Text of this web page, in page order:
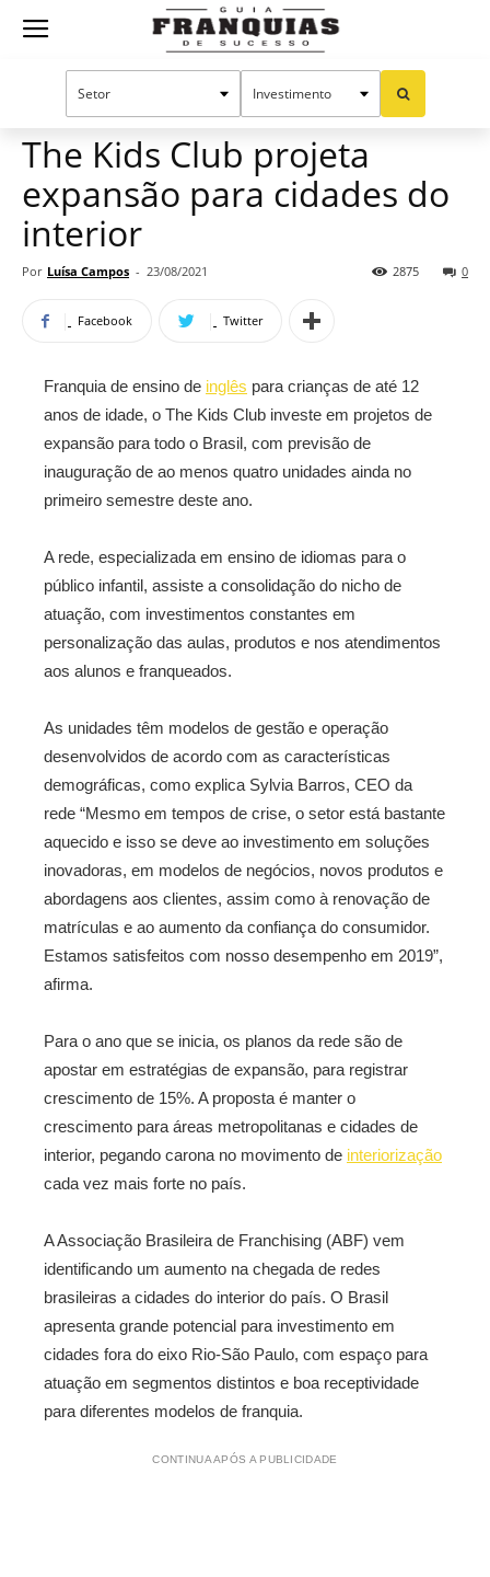
Guia
Mercado de franquias
The Kids Club projeta
expansão para cidades do
interior
Por Luísa Campos - 23/08/2021 0
2875
Facebook Twitter
Franquia de ensino de inglês para crianças de até 12
anos de idade, o The Kids Club investe em projetos de
expansão para todo o Brasil, com previsão de
inauguração de ao menos quatro unidades ainda no
primeiro semestre deste ano.
A rede, especializada em ensino de idiomas para o
público infantil, assiste a consolidação do nicho de
atuação, com investimentos constantes em
personalização das aulas, produtos e nos atendimentos
aos alunos e franqueados.
As unidades têm modelos de gestão e operação
desenvolvidos de acordo com as características
demográficas, como explica Sylvia Barros, CEO da
rede “Mesmo em tempos de crise, o setor está bastante
aquecido e isso se deve ao investimento em soluções
inovadoras, em modelos de negócios, novos produtos e
abordagens aos clientes, assim como à renovação de
matrículas e ao aumento da confiança do consumidor.
Estamos satisfeitos com nosso desempenho em 2019”,
afirma.
Para o ano que se inicia, os planos da rede são de
apostar em estratégias de expansão, para registrar
crescimento de 15%. A proposta é manter o
crescimento para áreas metropolitanas e cidades de
interior, pegando carona no movimento de interiorização
cada vez mais forte no país.
A Associação Brasileira de Franchising (ABF) vem
identificando um aumento na chegada de redes
brasileiras a cidades do interior do país. O Brasil
apresenta grande potencial para investimento em
cidades fora do eixo Rio-São Paulo, com espaço para
atuação em segmentos distintos e boa receptividade
para diferentes modelos de franquia.
CONTINUA APÓS A PUBLICIDADE